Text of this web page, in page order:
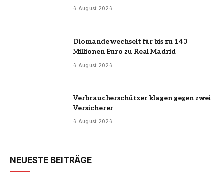
6 August 2026
Diomande wechselt für bis zu 140
Millionen Euro zu Real Madrid
6 August 2026
Verbraucherschützer klagen gegen zwei
Versicherer
6 August 2026
NEUESTE BEITRÄGE